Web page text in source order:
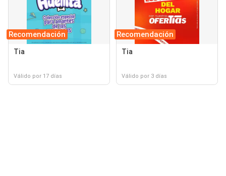
Recomendación
Tia
Válido por 17 días
Recomendación
Tia
Válido por 3 días